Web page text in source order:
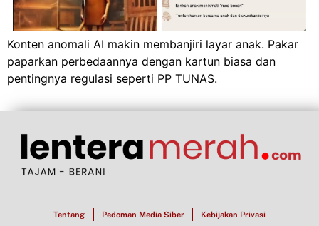
Konten anomali AI makin membanjiri layar anak. Pakar
paparkan perbedaannya dengan kartun biasa dan
pentingnya regulasi seperti PP TUNAS.
Tentang Pedoman Media Siber Kebijakan Privasi